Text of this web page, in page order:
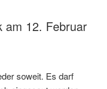
am 12. Februar
soweit. Es darf